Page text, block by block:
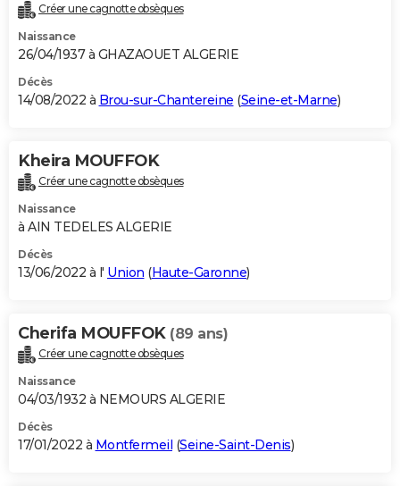
Créer une cagnotte obsèques
Naissance
26/04/1937 à GHAZAOUET ALGERIE
Décès
14/08/2022 à Brou-sur-Chantereine (Seine-et-Marne)
Kheira MOUFFOK
Créer une cagnotte obsèques
Naissance
à AIN TEDELES ALGERIE
Décès
13/06/2022 à l' Union (Haute-Garonne)
Cherifa MOUFFOK (89 ans)
Créer une cagnotte obsèques
Naissance
04/03/1932 à NEMOURS ALGERIE
Décès
17/01/2022 à Montfermeil (Seine-Saint-Denis)